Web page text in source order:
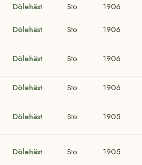
Dölehäst Sto 1906
Dölehäst Sto 1906
Dölehäst Sto 1906
Dölehäst Sto 1906
Dölehäst Sto 1905
Dölehäst Sto 1905